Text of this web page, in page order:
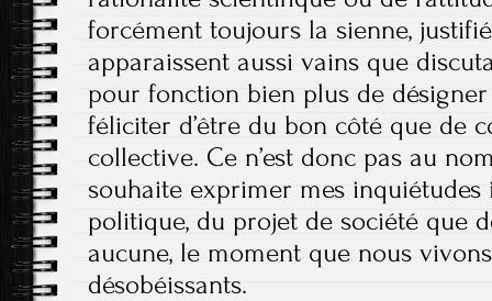
forcément toujours la sienne,
apparaissent aussi vains que
pour fonction bien plus de
féliciter d’être du bon côté que de
collective. Ce n’est donc pas au
souhaite exprimer mes
politique, du projet de société que
aucune, le moment que nous
désobéissants.